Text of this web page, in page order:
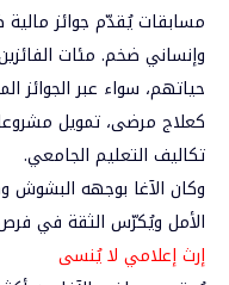
مسابقات يُقدّم جوائز
وإنساني ضخم. مئات
حياتهم، سواء عبر الجوائز
كعلاج مرضى، تمويل
تكاليف التعليم الجامعي.
وكان الآغا بوجهه البشوش
الأمل ويُكرّس الثقة في فرص
إرث إعلامي لا يُنسى